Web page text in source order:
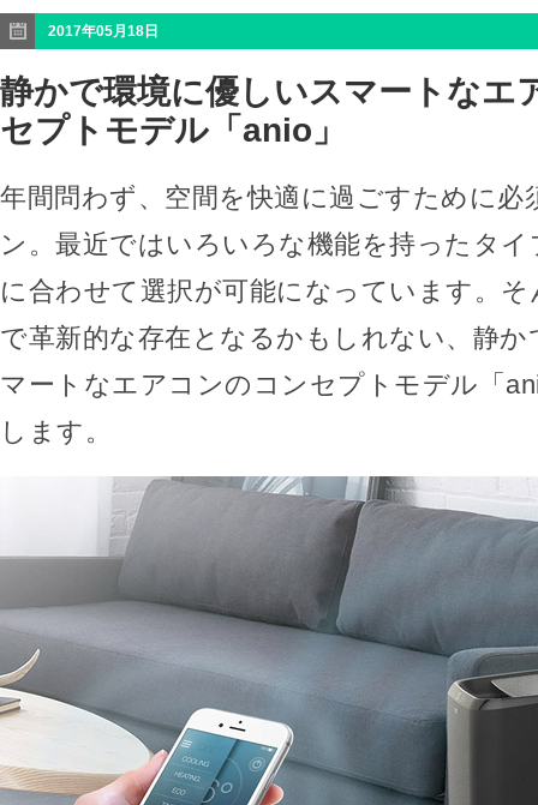
2017年05月18日
静かで環境に優しいスマートなエ
セプトモデル「anio」
年間問わず、空間を快適に過ごすために必
ン。最近ではいろいろな機能を持ったタ
に合わせて選択が可能になっています。
で革新的な存在となるかもしれない、静
マートなエアコンのコンセプトモデル「
します。